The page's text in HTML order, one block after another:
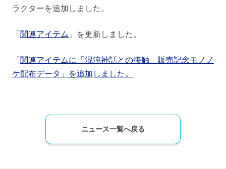
ラクターを追加しました。
「 関連アイテム 」を更新しました。
「 関連アイテムに「混沌神話との接触 販売記念モノノ
ケ配布データ」を追加しました。
ニュース一覧へ戻る